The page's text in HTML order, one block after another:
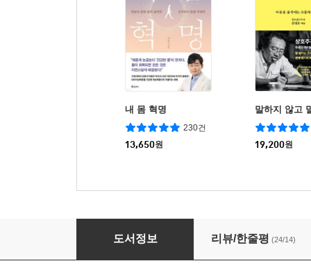
내 몸 혁명
230건
13,650원
말하지 않고
19,200원
소유하지 않는 삶
도서정보 리뷰/한줄평 (24/14)